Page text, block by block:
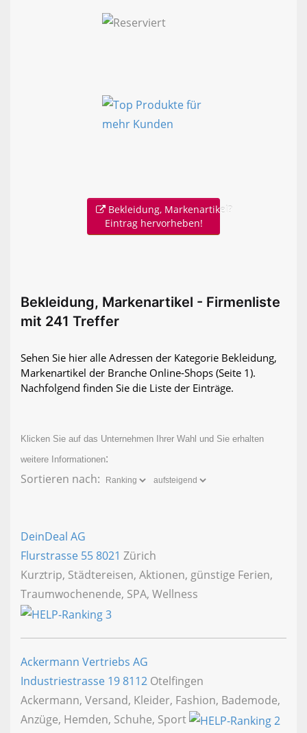
Bekleidung, Markenartikel?
Eintrag hervorheben!
Bekleidung, Markenartikel - Firmenliste
mit 241 Treffer
Sehen Sie hier alle Adressen der Kategorie Bekleidung,
Markenartikel der Branche Online-Shops (Seite 1).
Nachfolgend finden Sie die Liste der Einträge.
Klicken Sie auf das Unternehmen Ihrer Wahl und Sie erhalten
weitere Informationen:
Sortieren nach:
DeinDeal AG
Flurstrasse 558021 Zürich
Kurztrip, Städtereisen, Aktionen, günstige Ferien,
Traumwochenende, SPA, Wellness
Ackermann Vertriebs AG
Industriestrasse 198112 Otelfingen
Ackermann, Versand, Kleider, Fashion, Bademode,
Anzüge, Hemden, Schuhe, Sport